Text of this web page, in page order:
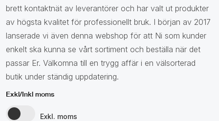
brett kontaktnät av leverantörer och har valt ut produkter
av högsta kvalitet för professionellt bruk. I början av 2017
lanserade vi även denna webshop för att Ni som kunder
enkelt ska kunna se vårt sortiment och beställa när det
passar Er. Välkomna till en trygg affär i en välsorterad
butik under ständig uppdatering.
Exkl/Inkl moms
Exkl. moms